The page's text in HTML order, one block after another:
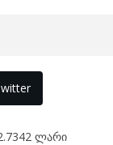
ლარი